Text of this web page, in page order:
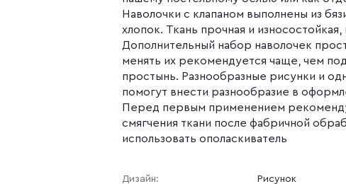
Наволочки с клапаном выполнены из
хлопок. Ткань прочная и износостойкая,
Дополнительный набор наволочек
менять их рекомендуется чаще, чем
простынь. Разнообразные рисунки и
помогут внести разнообразие в
Перед первым применением
смягчения ткани после фабричной
использовать ополаскиватель
Дизайн:
Рисунок